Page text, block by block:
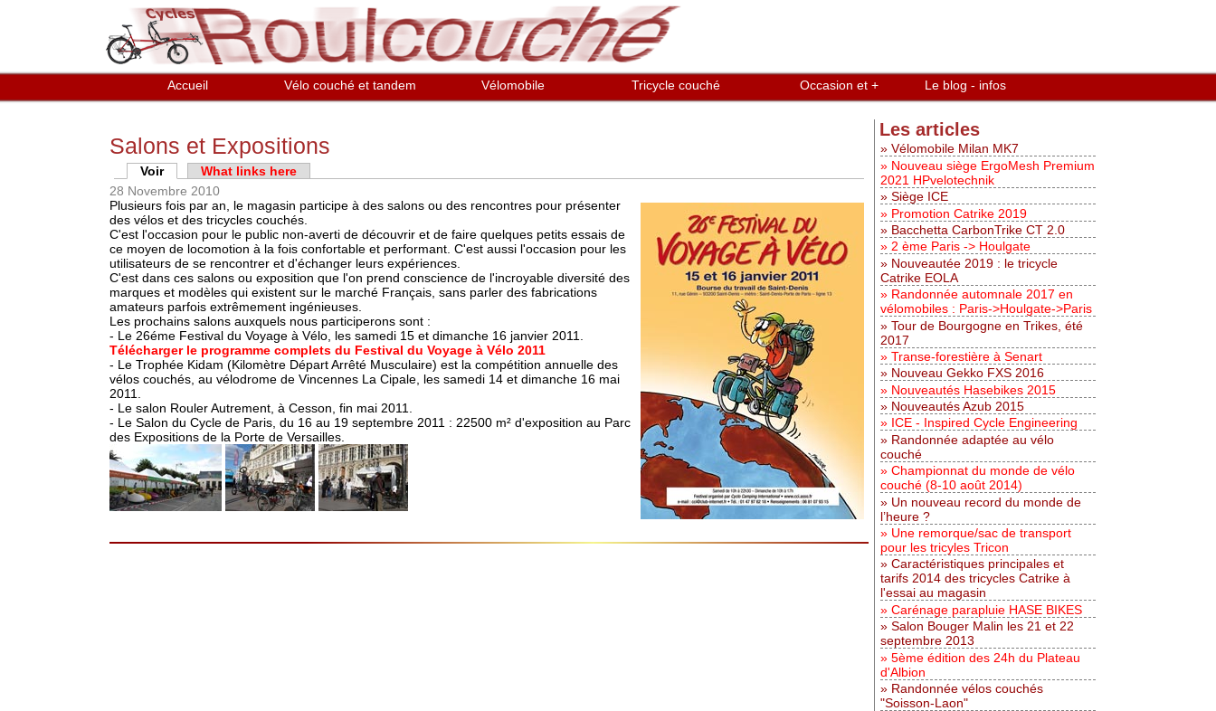
Aller au contenu principal
Accueil Vélo couché et tandem Vélomobile Tricycle couché Occasion et + Le blog - infos
Salons et Expositions
Onglets principaux
Voir(onglet actif)
What links here
28 Novembre 2010
Plusieurs fois par an, le magasin participe à des salons ou des rencontres pour présenter
des vélos et des tricycles couchés.
C'est l'occasion pour le public non-averti de découvrir et de faire quelques petits essais de
ce moyen de locomotion à la fois confortable et performant. C'est aussi l'occasion pour les
utilisateurs de se rencontrer et d'échanger leurs expériences.
C'est dans ces salons ou exposition que l'on prend conscience de l'incroyable diversité des
marques et modèles qui existent sur le marché Français, sans parler des fabrications
amateurs parfois extrêmement ingénieuses.
Les prochains salons auxquels nous participerons sont :
- Le 26éme Festival du Voyage à Vélo, les samedi 15 et dimanche 16 janvier 2011.
Télécharger le programme complets du Festival du Voyage à Vélo 2011
- Le Trophée Kidam (Kilomètre Départ Arrêté Musculaire) est la compétition annuelle des
vélos couchés, au vélodrome de Vincennes La Cipale, les samedi 14 et dimanche 16 mai
2011.
- Le salon Rouler Autrement, à Cesson, fin mai 2011.
- Le Salon du Cycle de Paris, du 16 au 19 septembre 2011 : 22500 m² d'exposition au Parc
des Expositions de la Porte de Versailles.
Les articles
Vélomobile Milan MK7
Nouveau siège ErgoMesh Premium
2021 HPvelotechnik
Siège ICE
Promotion Catrike 2019
Bacchetta CarbonTrike CT 2.0
2 ème Paris -> Houlgate
Nouveautée 2019 : le tricycle
Catrike EOLA
Randonnée automnale 2017 en
vélomobiles : Paris->Houlgate->Paris
Tour de Bourgogne en Trikes, été
2017
Transe-forestière à Senart
Nouveau Gekko FXS 2016
Nouveautés Hasebikes 2015
Nouveautés Azub 2015
ICE - Inspired Cycle Engineering
Randonnée adaptée au vélo
couché
Championnat du monde de vélo
couché (8-10 août 2014)
Un nouveau record du monde de
l’heure ?
Une remorque/sac de transport
pour les tricyles Tricon
Caractéristiques principales et
tarifs 2014 des tricycles Catrike à
l'essai au magasin
Carénage parapluie HASE BIKES
Salon Bouger Malin les 21 et 22
septembre 2013
5ème édition des 24h du Plateau
d'Albion
Randonnée vélos couchés
"Soisson-Laon"